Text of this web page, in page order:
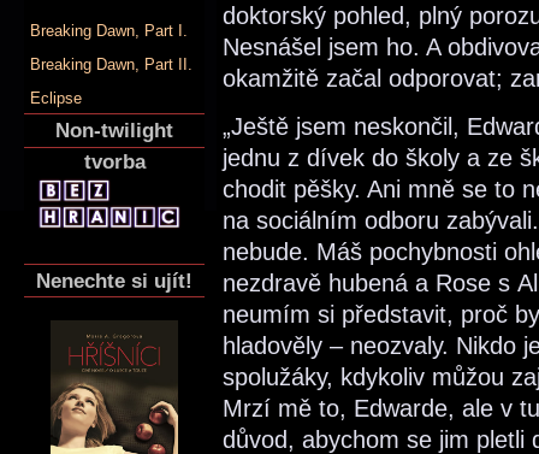
Breaking Dawn, Part I.
Breaking Dawn, Part II.
Eclipse
Non-twilight
tvorba
Nenechte si ujít!
doktorský pohled, plný
Nesnášel jsem ho. A
okamžitě začal odporovat;
„Ještě jsem neskončil,
jednu z dívek do školy a ze
chodit pěšky. Ani mně se to
na sociálním odboru
nebude. Máš pochybnosti
nezdravě hubená a Rose s
neumím si představit, proč
hladověly – neozvaly. Nikdo
spolužáky, kdykoliv můžou
Mrzí mě to, Edwarde, ale v
důvod, abychom se jim pletli